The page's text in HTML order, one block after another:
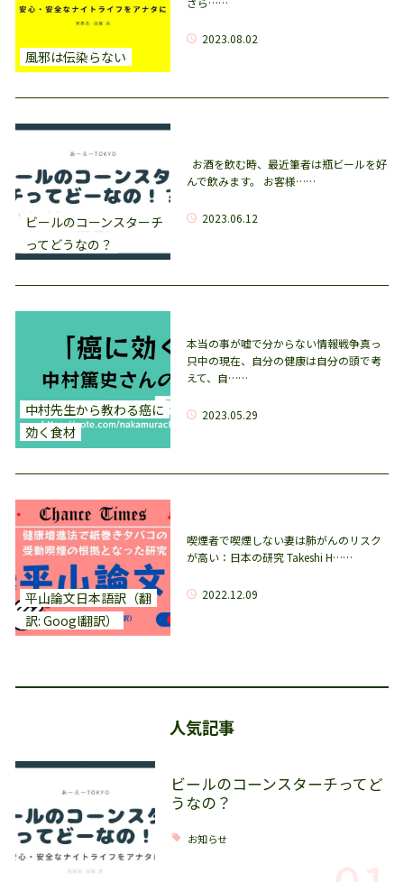
風邪は伝染らない
2023.08.02
ビールのコーンスターチ
ってどうなの？
お酒を飲む時、最近筆者は瓶ビールを好
んで飲みます。 お客様……
2023.06.12
中村先生から教わる癌に
効く食材
本当の事が嘘で分からない情報戦争真っ
只中の現在、自分の健康は自分の頭で考
えて、自……
2023.05.29
平山論文日本語訳（翻
訳: Googl翻訳）
喫煙者で喫煙しない妻は肺がんのリスク
が高い：日本の研究 Takeshi H……
2022.12.09
人気記事
ビールのコーンスターチってど
うなの？
お知らせ